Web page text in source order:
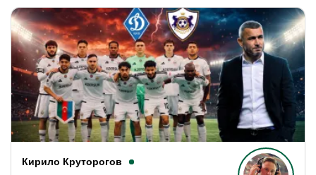
Кирило Круторогов